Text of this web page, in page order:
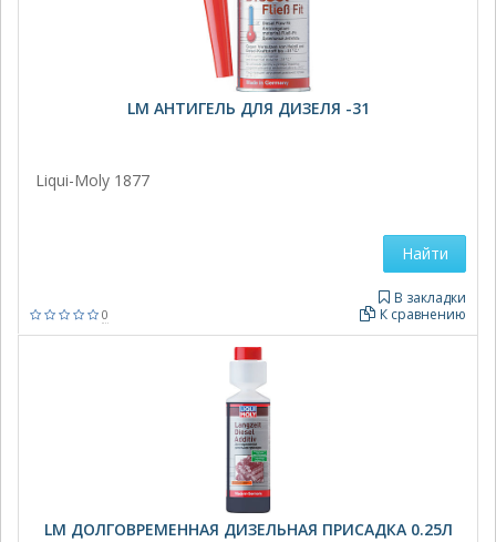
LM АНТИГЕЛЬ ДЛЯ ДИЗЕЛЯ -31
Liqui-Moly 1877
0
В закладки
К сравнению
Найти
LM ДОЛГОВРЕМЕННАЯ ДИЗЕЛЬНАЯ ПРИСАДКА 0.25Л